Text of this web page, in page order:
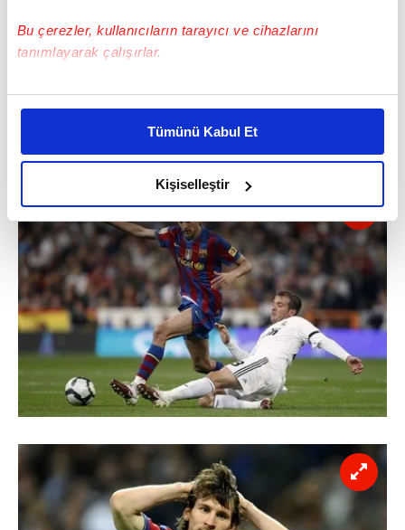
Bu çerezler, kullanıcıların tarayıcı ve cihazlarını
tanımlayarak çalışırlar.
Bu çerezlere izin vermeniz halinde sizlere özel
daha iyi reklam deneyimi yaşatabiliriz. Bunu yaparken
amacımızın size daha iyi bir reklam deneyimi sunmak
olduğunu ve sizlere en iyi içerikleri sunabilmek adına
elimizden gelen çabayı gösterdiğimizi ve bu noktada,
reklamların maliyetlerimizi karşılamak noktasında tek gelir
kalemimiz olduğunu sizlere hatırlatmak isteriz.
Her halükârda, kullanıcılar, bu çerezlere izin vermedikleri
takdirde, kullanıcılara hedefli reklamlar
gösterilmeyecektir."
Sizlere daha iyi bir hizmet sunabilmek için İnternet
Sitemizde kendimize ve üçüncü kişilere ait çerezler
kullanılmaktadır. Bu çerezler vasıtasıyla çeşitli kişisel
verileriniz işlenmekte olup gerekli olan çerezler bilgi
toplumu hizmetlerinin sunulması amacıyla
kullanılmaktadır. Diğer çerezler, sitemizin daha işlevsel
kılınması ve kişiselleştirilmesi ve sizlere yönelik
Tümünü Kabul Et
Kişiselleştir